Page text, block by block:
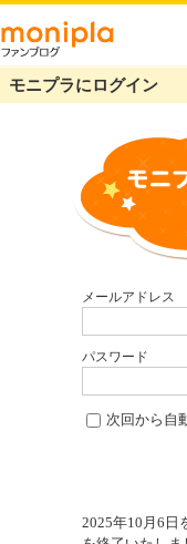
モニプラにログイン
メールアドレス
パスワード
次回から自
2025年10月6日